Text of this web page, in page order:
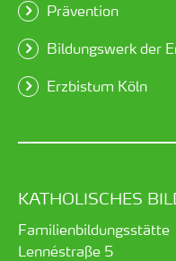
Prävention
Bildungswerk der
Erzbistum Köln
KATHOLISCHES
Familienbildungsstätte
Lennéstraße 5